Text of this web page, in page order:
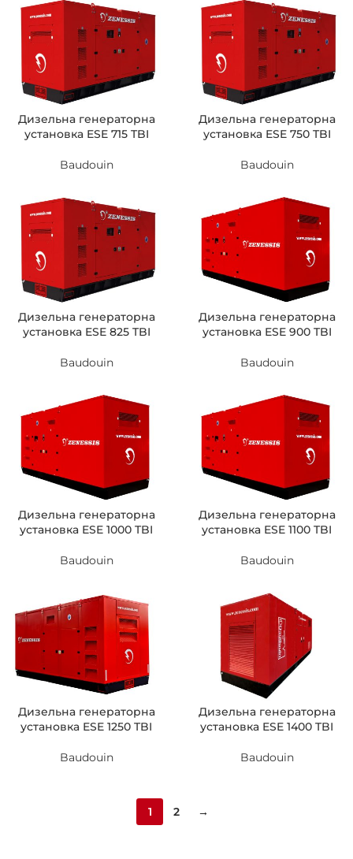
Дизельна генераторна
установка ESE 715 TBI
Baudouin
Дизельна генераторна
установка ESE 750 TBI
Baudouin
Дизельна генераторна
установка ESE 825 TBI
Baudouin
Дизельна генераторна
установка ESE 900 TBI
Baudouin
Дизельна генераторна
установка ESE 1000 TBI
Baudouin
Дизельна генераторна
установка ESE 1100 TBI
Baudouin
Дизельна генераторна
установка ESE 1250 TBI
Baudouin
Дизельна генераторна
установка ESE 1400 TBI
Baudouin
1 2 →